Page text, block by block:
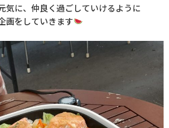
気に、仲良く過ごしていけるように
画をしていきます